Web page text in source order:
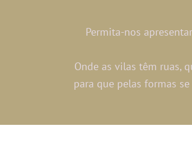
Permita-nos
Onde as vilas têm ruas,
para que pelas formas